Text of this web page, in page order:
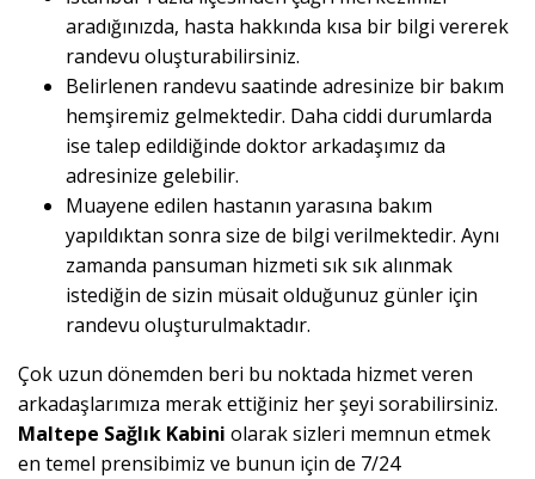
aradığınızda, hasta hakkında kısa bir bilgi vererek
randevu oluşturabilirsiniz.
Belirlenen randevu saatinde adresinize bir bakım
hemşiremiz gelmektedir. Daha ciddi durumlarda
ise talep edildiğinde doktor arkadaşımız da
adresinize gelebilir.
Muayene edilen hastanın yarasına bakım
yapıldıktan sonra size de bilgi verilmektedir. Aynı
zamanda pansuman hizmeti sık sık alınmak
istediğin de sizin müsait olduğunuz günler için
randevu oluşturulmaktadır.
Çok uzun dönemden beri bu noktada hizmet veren
arkadaşlarımıza merak ettiğiniz her şeyi sorabilirsiniz.
Maltepe Sağlık Kabini olarak sizleri memnun etmek
en temel prensibimiz ve bunun için de 7/24